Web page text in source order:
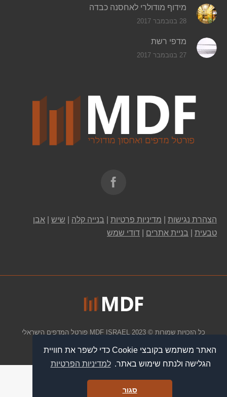
האתר משתמש בקובצי Cookie כדי לשפר את חוויית
הגלישה ולנתח שימוש באתר. למדיניות הפרטיות
סגור
האתר משתמש בקובצי Cookie כדי לשפר את חוויית
הגלישה ולנתח שימוש באתר. למדיניות הפרטיות
סגור
מידוף מודולרי לאחסנה כבדה
28 בנובמבר 2017
מדפי רשת
27 בנובמבר 2017
הצהרת נגישות מדיניות פרטיות בנייה קלה שיש
אבן
טבעית
בניית אתרים דודי שמש
כל הזכויות שמורות © 2023 MDF ISRAEL
פורטל המדפים הישראלי
תפריט תחתון